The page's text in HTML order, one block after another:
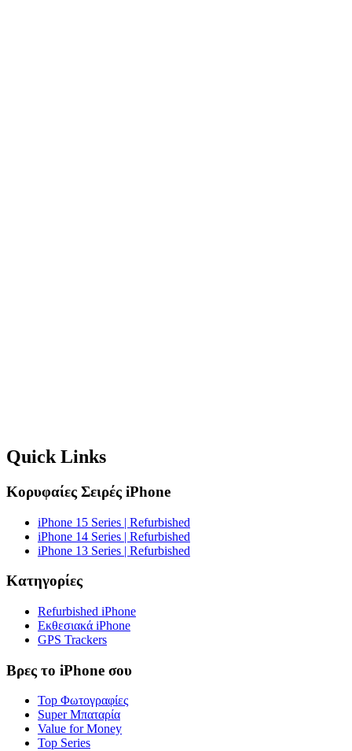
Quick Links
Κορυφαίες Σειρές iPhone
iPhone 15 Series | Refurbished
iPhone 14 Series | Refurbished
iPhone 13 Series | Refurbished
Κατηγορίες
Refurbished iPhone
Εκθεσιακά iPhone
GPS Trackers
Βρες το iPhone σου
Top Φωτογραφίες
Super Μπαταρία
Value for Money
Top Series